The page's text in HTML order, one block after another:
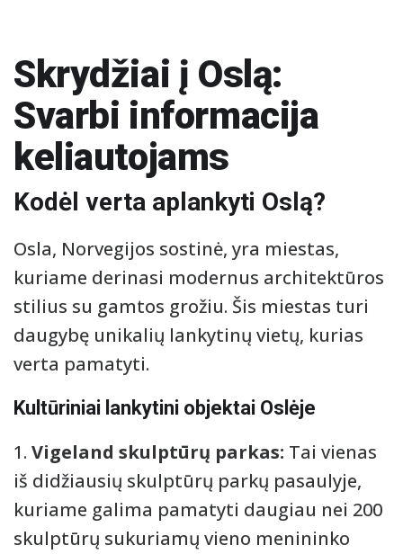
Skrydžiai į Oslą:
Svarbi informacija
keliautojams
Kodėl verta aplankyti Oslą?
Osla, Norvegijos sostinė, yra miestas,
kuriame derinasi modernus architektūros
stilius su gamtos grožiu. Šis miestas turi
daugybę unikalių lankytinų vietų, kurias
verta pamatyti.
Kultūriniai lankytini objektai Oslėje
1. Vigeland skulptūrų parkas: Tai vienas
iš didžiausių skulptūrų parkų pasaulyje,
kuriame galima pamatyti daugiau nei 200
skulptūrų sukuriamų vieno menininko